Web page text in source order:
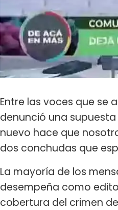
Entre las voces que se
denunció una
nuevo hace que
dos conchudas que
La mayoría de los
desempeña como
cobertura del crimen